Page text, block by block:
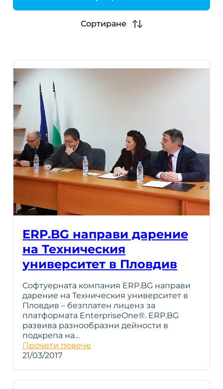
h
Сортиране
ERP.BG направи дарение
на Техническия
университет в Пловдив
Софтуерната компания ERP.BG направи
дарение на Техническия университет в
Пловдив – безплатен лиценз за
платформата EnterpriseOne®. ERP.BG
развива разнообразни дейности в
подкрепа на…
Прочети повече
21/03/2017